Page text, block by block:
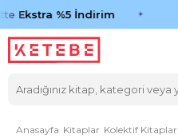
Ekstra %5 İndirim
Anasayfa Kitaplar Kolektif Kitaplar